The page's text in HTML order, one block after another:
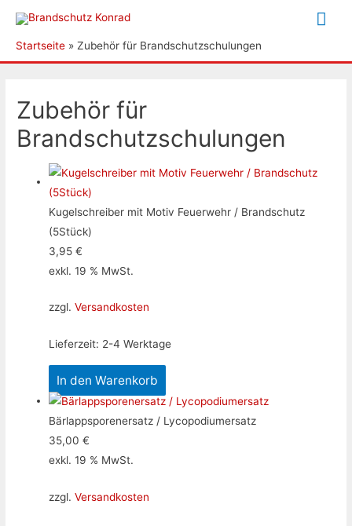
Startseite Zubehör für Brandschutzschulungen
Zubehör für
Brandschutzschulungen
Kugelschreiber mit Motiv Feuerwehr / Brandschutz
(5Stück)
3,95€
exkl. 19 % MwSt.
zzgl.Versandkosten
Lieferzeit: 2-4 Werktage
In den Warenkorb
Bärlappsporenersatz / Lycopodiumersatz
35,00€
exkl. 19 % MwSt.
zzgl.Versandkosten